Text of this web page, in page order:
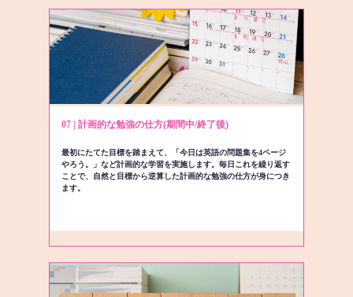
07 | 計画的な勉強の仕方(期間中/終了後)
最初にたてた目標を踏まえて、「今日は英語の問題集を4ページ
やろう。」など計画的な学習を実施します。毎日これを繰り返す
ことで、自然と目標から逆算した計画的な勉強の仕方が身につき
ます。